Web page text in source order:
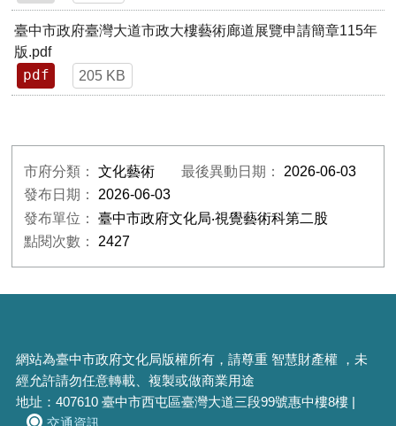
臺中市政府臺灣大道市政大樓藝術廊道展覽申請簡章115年
版.pdf
pdf 205 KB
市府分類：文化藝術 最後異動日期： 2026-06-03
發布日期： 2026-06-03
發布單位：臺中市政府文化局‧視覺藝術科第二股
點閱次數： 2427
網站為臺中市政府文化局版權所有，請尊重 智慧財產權 ，未
經允許請勿任意轉載、複製或做商業用途
地址：407610 臺中市西屯區臺灣大道三段99號惠中樓8樓 |
交通資訊